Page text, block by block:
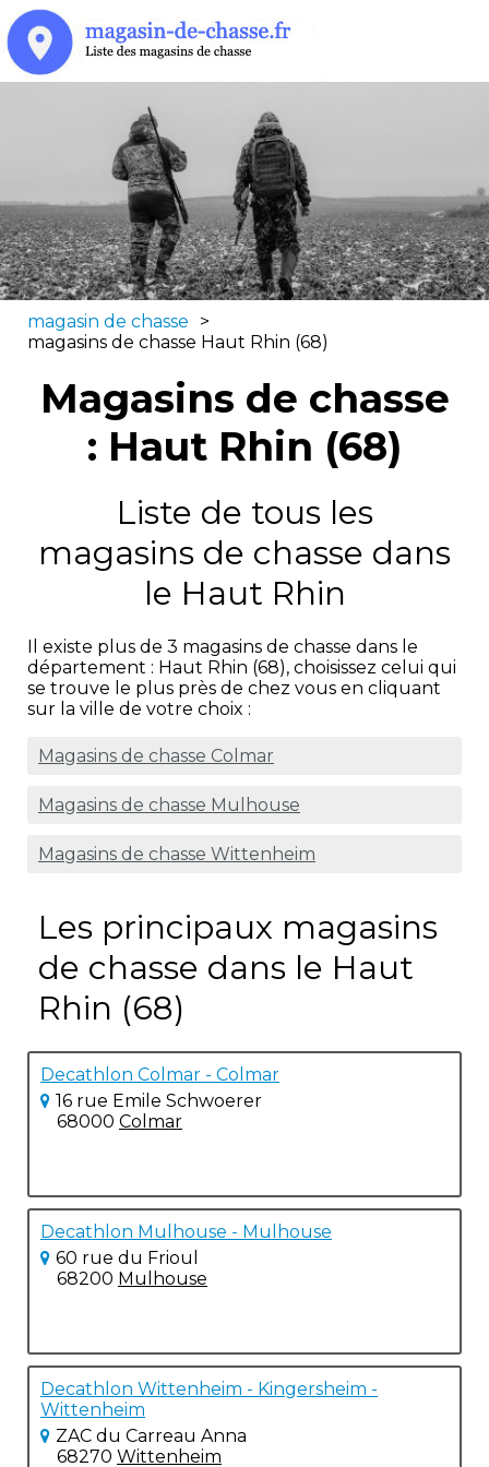
magasin de chasse
>
magasins de chasse Haut Rhin (68)
Magasins de chasse
: Haut Rhin (68)
Liste de tous les
magasins de chasse dans
le Haut Rhin
Il existe plus de 3 magasins de chasse dans le
département : Haut Rhin (68), choisissez celui qui
se trouve le plus près de chez vous en cliquant
sur la ville de votre choix :
Magasins de chasse Colmar
Magasins de chasse Mulhouse
Magasins de chasse Wittenheim
Les principaux magasins
de chasse dans le Haut
Rhin (68)
Decathlon Colmar - Colmar
16 rue Emile Schwoerer
68000 Colmar
Decathlon Mulhouse - Mulhouse
60 rue du Frioul
68200 Mulhouse
Decathlon Wittenheim - Kingersheim -
Wittenheim
ZAC du Carreau Anna
68270 Wittenheim